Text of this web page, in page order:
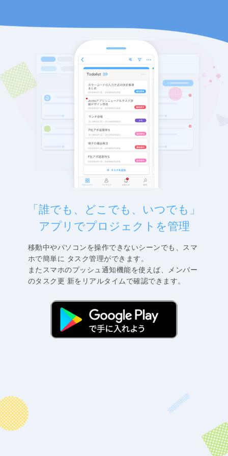
「誰でも、どこでも、いつでも」
アプリでプロジェクトを管理
移動中やパソコンを操作できないシーンでも、スマ
ホで簡単に タスク管理ができます。
またスマホのプッシュ通知機能を使えば、メンバー
のタスク更 新をリアルタイムで確認できます。